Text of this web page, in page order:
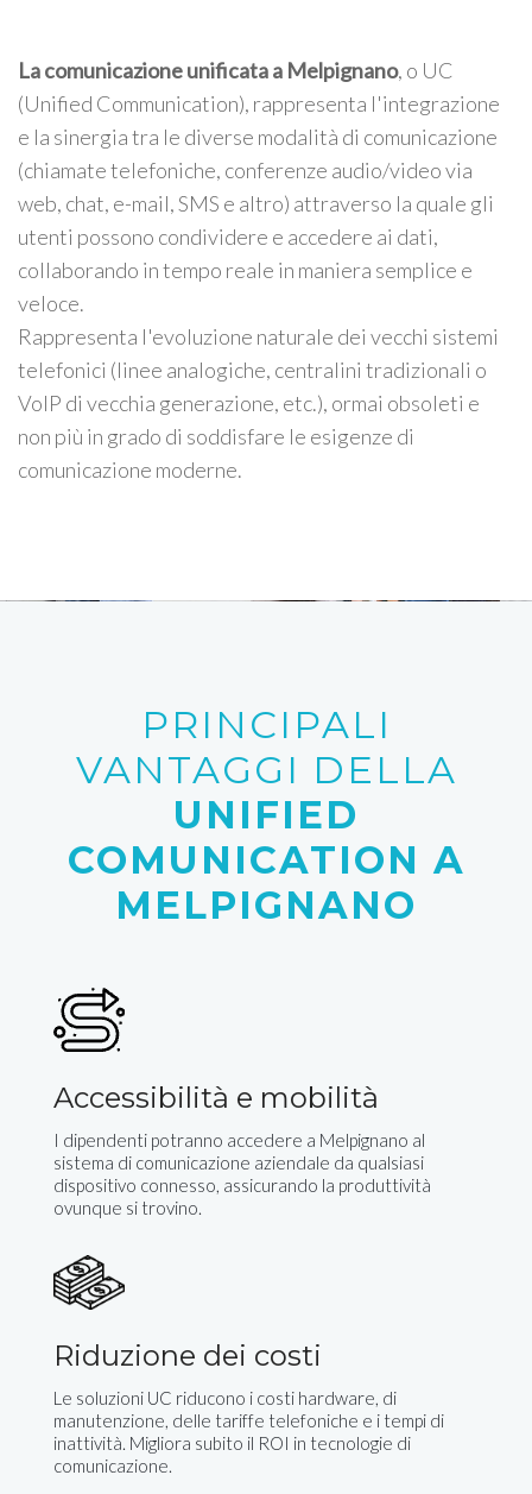
La comunicazione unificata a Melpignano, o UC
(Unified Communication), rappresenta l'integrazione
e la sinergia tra le diverse modalità di comunicazione
(chiamate telefoniche, conferenze audio/video via
web, chat, e-mail, SMS e altro) attraverso la quale gli
utenti possono condividere e accedere ai dati,
collaborando in tempo reale in maniera semplice e
veloce.
Rappresenta l'evoluzione naturale dei vecchi sistemi
telefonici (linee analogiche, centralini tradizionali o
VoIP di vecchia generazione, etc.), ormai obsoleti e
non più in grado di soddisfare le esigenze di
comunicazione moderne.
PRINCIPALI
VANTAGGI DELLA
UNIFIED
COMUNICATION A
MELPIGNANO
Accessibilità e mobilità
I dipendenti potranno accedere a Melpignano al
sistema di comunicazione aziendale da qualsiasi
dispositivo connesso, assicurando la produttività
ovunque si trovino.
Riduzione dei costi
Le soluzioni UC riducono i costi hardware, di
manutenzione, delle tariffe telefoniche e i tempi di
inattività. Migliora subito il ROI in tecnologie di
comunicazione.